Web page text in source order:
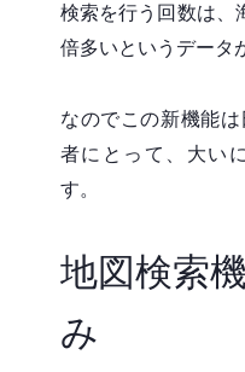
検索を行う回数は、
倍多いというデータ
なのでこの新機能
者にとって、大い
す。
地図検索
み